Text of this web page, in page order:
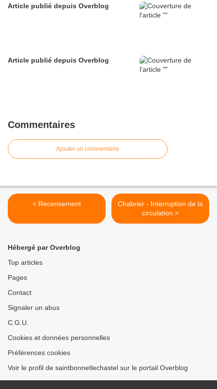
Article publié depuis Overblog
Article publié depuis Overblog
Commentaires
Ajouter un commentaire
< Recensement
Chabrier - Interruption de la
circulation >
Hébergé par Overblog
Top articles
Pages
Contact
Signaler un abus
C.G.U.
Cookies et données personnelles
Préférences cookies
Voir le profil de saintbonnetlechastel sur le portail Overblog